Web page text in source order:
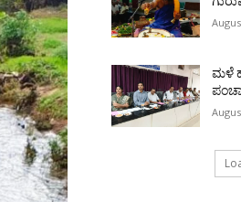
ಮಳೆ